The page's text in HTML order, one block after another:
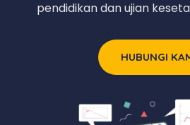
pendidikan dan ujian
HUBUNGI